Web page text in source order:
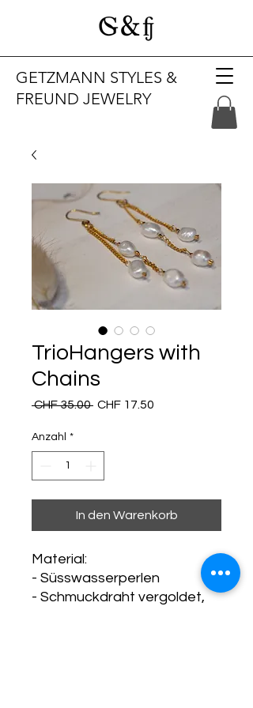
GETZMANN STYLES &
FREUND JEWELRY
TrioHangers with
Chains
CHF 35.00 Standardpreis
CHF 17.50
Anzahl *
In den Warenkorb
Material:
- Süsswasserperlen
- Schmuckdraht vergoldet,